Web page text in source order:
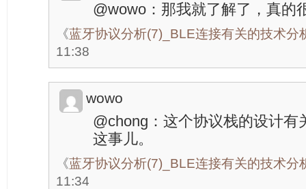
@wowo：那我就了解了，真
《蓝牙协议分析(7)_BLE连接有关的技术分
11:38
wowo
@chong：这个协议栈的设计有
这事儿。
《蓝牙协议分析(7)_BLE连接有关的技术分
11:34